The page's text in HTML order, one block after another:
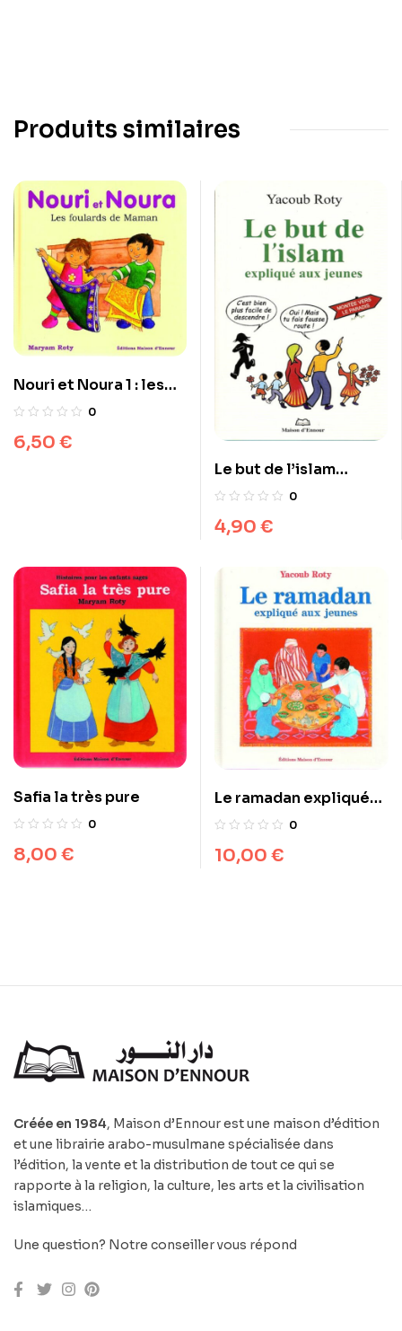
Produits similaires
Nouri et Noura 1 : les
foulards de Maman
0
6,50 €
Le but de l’islam
expliqué aux jeunes
0
4,90 €
Safia la très pure
0
8,00 €
Le ramadan expliqué
aux jeunes0
10,00 €
Créée en 1984, Maison d’Ennour est une maison d’édition
et une librairie arabo-musulmane spécialisée dans
l’édition, la vente et la distribution de tout ce qui se
rapporte à la religion, la culture, les arts et la civilisation
islamiques…
Une question? Notre conseiller vous répond